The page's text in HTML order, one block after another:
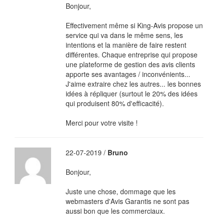
Bonjour,
Effectivement même si King-Avis propose un
service qui va dans le même sens, les
intentions et la manière de faire restent
différentes. Chaque entreprise qui propose
une plateforme de gestion des avis clients
apporte ses avantages / inconvénients...
J'aime extraire chez les autres... les bonnes
idées à répliquer (surtout le 20% des idées
qui produisent 80% d'efficacité).
Merci pour votre visite !
22-07-2019 / Bruno
Bonjour,
Juste une chose, dommage que les
webmasters d'Avis Garantis ne sont pas
aussi bon que les commerciaux.